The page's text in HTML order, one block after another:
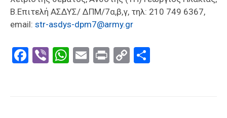
Β.Επιτελή ΑΣΔΥΣ/ ΔΠΜ/7α,β,γ, τηλ: 210 749 6367,
email: str-asdys-dpm7@army.gr
Facebook
ViberWhatsApp
EmailPrintCopy